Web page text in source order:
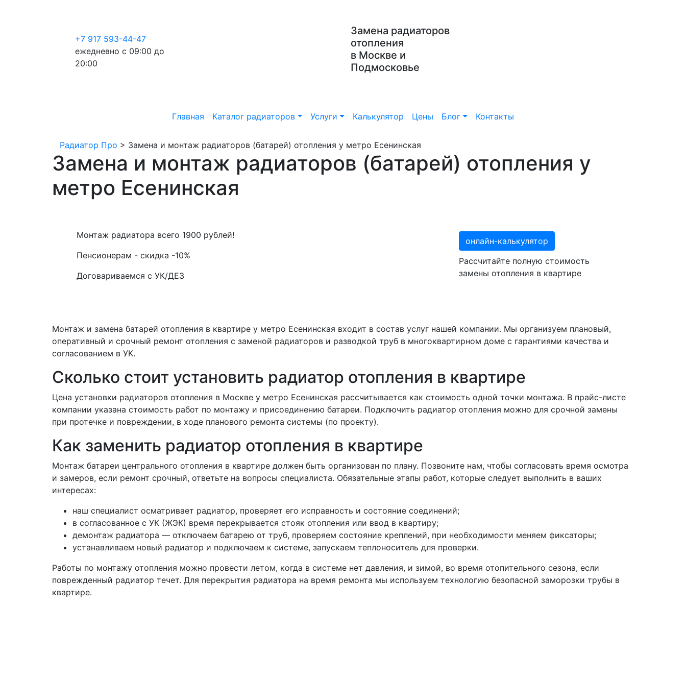
+7 917 593-44-47
ежедневно с 09:00 до
20:00
Замена радиаторов
отопления
в Москве и
Подмосковье
Главная Каталог радиаторов Услуги Калькулятор Цены Блог Контакты
Радиатор Про > Замена и монтаж радиаторов (батарей) отопления у метро Есенинская
Замена и монтаж радиаторов (батарей) отопления у
метро Есенинская
Монтаж радиатора всего 1900 рублей!
Пенсионерам - скидка -10%
Договариваемся с УК/ДЕЗ
онлайн-калькулятор
Рассчитайте полную стоимость
замены отопления в квартире
Монтаж и замена батарей отопления в квартире у метро Есенинская входит в состав услуг нашей компании. Мы организуем плановый,
оперативный и срочный ремонт отопления с заменой радиаторов и разводкой труб в многоквартирном доме с гарантиями качества и
согласованием в УК.
Сколько стоит установить радиатор отопления в квартире
Цена установки радиаторов отопления в Москве у метро Есенинская рассчитывается как стоимость одной точки монтажа. В прайс-листе
компании указана стоимость работ по монтажу и присоединению батареи. Подключить радиатор отопления можно для срочной замены
при протечке и повреждении, в ходе планового ремонта системы (по проекту).
Как заменить радиатор отопления в квартире
Монтаж батареи центрального отопления в квартире должен быть организован по плану. Позвоните нам, чтобы согласовать время осмотра
и замеров, если ремонт срочный, ответьте на вопросы специалиста. Обязательные этапы работ, которые следует выполнить в ваших
интересах:
наш специалист осматривает радиатор, проверяет его исправность и состояние соединений;
в согласованное с УК (ЖЭК) время перекрывается стояк отопления или ввод в квартиру;
демонтаж радиатора — отключаем батарею от труб, проверяем состояние креплений, при необходимости меняем фиксаторы;
устанавливаем новый радиатор и подключаем к системе, запускаем теплоноситель для проверки.
Работы по монтажу отопления можно провести летом, когда в системе нет давления, и зимой, во время отопительного сезона, если
поврежденный радиатор течет. Для перекрытия радиатора на время ремонта мы используем технологию безопасной заморозки трубы в
квартире.